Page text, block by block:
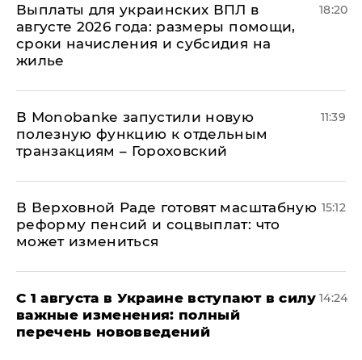
Выплаты для украинских ВПЛ в
августе 2026 года: размеры помощи,
сроки начисления и субсидия на
жилье
18:20
В Мonobankе запустили новую
полезную функцию к отдельным
транзакциям – Гороховский
11:39
В Верховной Раде готовят масштабную
реформу пенсий и соцвыплат: что
может измениться
15:12
С 1 августа в Украине вступают в силу
важные изменения: полный
перечень нововведений
14:24